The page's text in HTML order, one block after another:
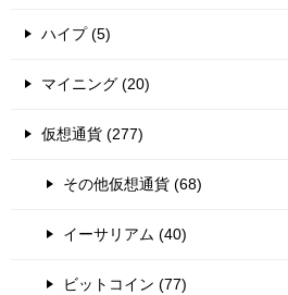
ハイプ (5)
マイニング (20)
仮想通貨 (277)
その他仮想通貨 (68)
イーサリアム (40)
ビットコイン (77)